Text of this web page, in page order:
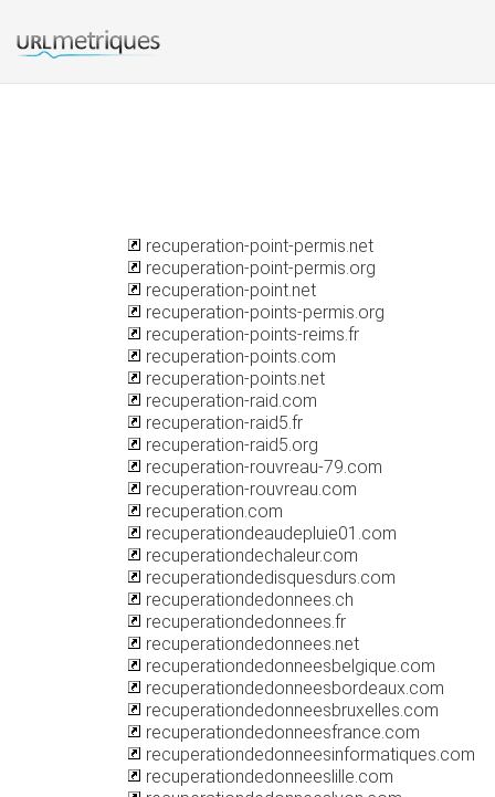
recuperation-point-permis.net
recuperation-point-permis.org
recuperation-point.net
recuperation-points-permis.org
recuperation-points-reims.fr
recuperation-points.com
recuperation-points.net
recuperation-raid.com
recuperation-raid5.fr
recuperation-raid5.org
recuperation-rouvreau-79.com
recuperation-rouvreau.com
recuperation.com
recuperationdeaudepluie01.com
recuperationdechaleur.com
recuperationdedisquesdurs.com
recuperationdedonnees.ch
recuperationdedonnees.fr
recuperationdedonnees.net
recuperationdedonneesbelgique.com
recuperationdedonneesbordeaux.com
recuperationdedonneesbruxelles.com
recuperationdedonneesfrance.com
recuperationdedonneesinformatiques.com
recuperationdedonneeslille.com